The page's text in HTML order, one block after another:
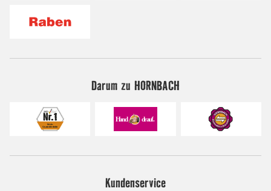
Darum zu HORNBACH
Kundenservice